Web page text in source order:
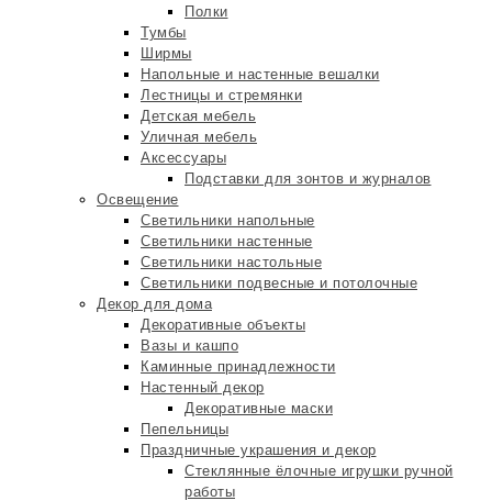
Полки
Тумбы
Ширмы
Напольные и настенные вешалки
Лестницы и стремянки
Детская мебель
Уличная мебель
Аксессуары
Подставки для зонтов и журналов
Освещение
Светильники напольные
Светильники настенные
Светильники настольные
Светильники подвесные и потолочные
Декор для дома
Декоративные объекты
Вазы и кашпо
Каминные принадлежности
Настенный декор
Декоративные маски
Пепельницы
Праздничные украшения и декор
Стеклянные ёлочные игрушки ручной
работы